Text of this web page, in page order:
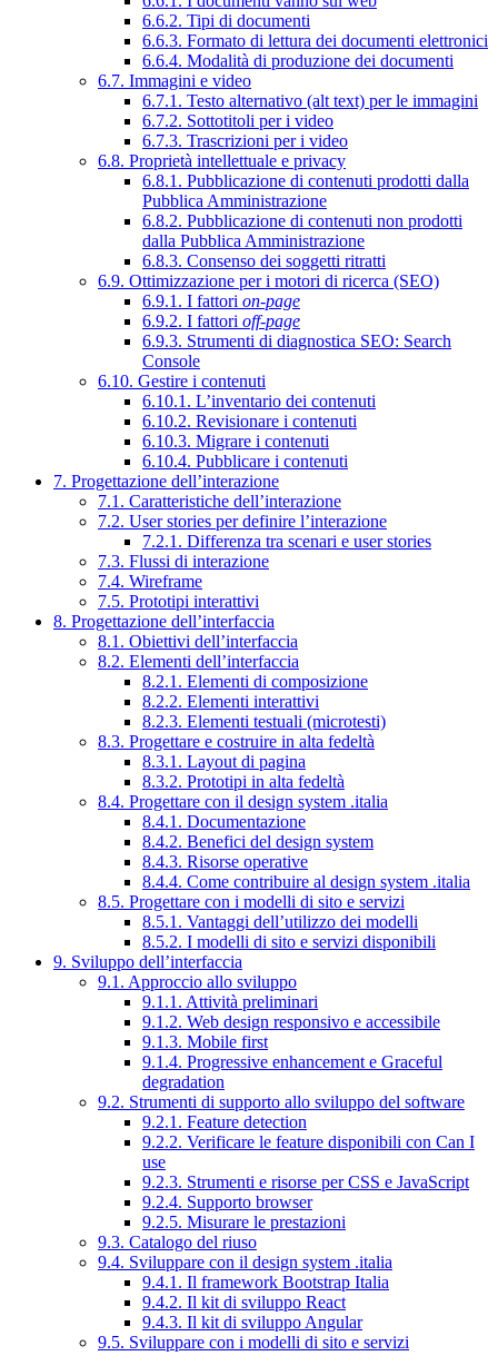
6.6.2. Tipi di documenti
6.6.3. Formato di lettura dei documenti elettronici
6.6.4. Modalità di produzione dei documenti
6.7. Immagini e video
6.7.1. Testo alternativo (alt text) per le immagini
6.7.2. Sottotitoli per i video
6.7.3. Trascrizioni per i video
6.8. Proprietà intellettuale e privacy
6.8.1. Pubblicazione di contenuti prodotti dalla
Pubblica Amministrazione
6.8.2. Pubblicazione di contenuti non prodotti
dalla Pubblica Amministrazione
6.8.3. Consenso dei soggetti ritratti
6.9. Ottimizzazione per i motori di ricerca (SEO)
6.9.1. I fattori on-page
6.9.2. I fattori off-page
6.9.3. Strumenti di diagnostica SEO: Search
Console
6.10. Gestire i contenuti
6.10.1. L’inventario dei contenuti
6.10.2. Revisionare i contenuti
6.10.3. Migrare i contenuti
6.10.4. Pubblicare i contenuti
7. Progettazione dell’interazione
7.1. Caratteristiche dell’interazione
7.2. User stories per definire l’interazione
7.2.1. Differenza tra scenari e user stories
7.3. Flussi di interazione
7.4. Wireframe
7.5. Prototipi interattivi
8. Progettazione dell’interfaccia
8.1. Obiettivi dell’interfaccia
8.2. Elementi dell’interfaccia
8.2.1. Elementi di composizione
8.2.2. Elementi interattivi
8.2.3. Elementi testuali (microtesti)
8.3. Progettare e costruire in alta fedeltà
8.3.1. Layout di pagina
8.3.2. Prototipi in alta fedeltà
8.4. Progettare con il design system .italia
8.4.1. Documentazione
8.4.2. Benefici del design system
8.4.3. Risorse operative
8.4.4. Come contribuire al design system .italia
8.5. Progettare con i modelli di sito e servizi
8.5.1. Vantaggi dell’utilizzo dei modelli
8.5.2. I modelli di sito e servizi disponibili
9. Sviluppo dell’interfaccia
9.1. Approccio allo sviluppo
9.1.1. Attività preliminari
9.1.2. Web design responsivo e accessibile
9.1.3. Mobile first
9.1.4. Progressive enhancement e Graceful
degradation
9.2. Strumenti di supporto allo sviluppo del software
9.2.1. Feature detection
9.2.2. Verificare le feature disponibili con Can I
use
9.2.3. Strumenti e risorse per CSS e JavaScript
9.2.4. Supporto browser
9.2.5. Misurare le prestazioni
9.3. Catalogo del riuso
9.4. Sviluppare con il design system .italia
9.4.1. Il framework Bootstrap Italia
9.4.2. Il kit di sviluppo React
9.4.3. Il kit di sviluppo Angular
9.5. Sviluppare con i modelli di sito e servizi